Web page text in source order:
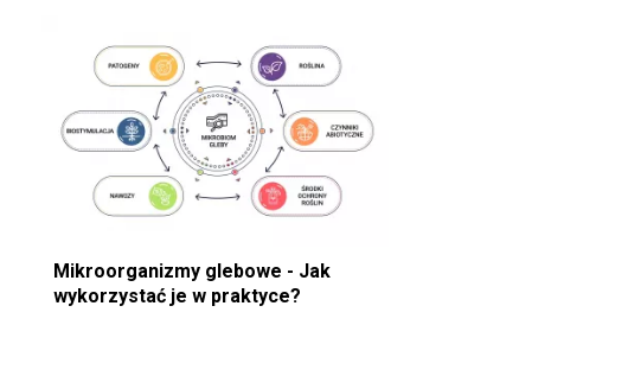
Mikroorganizmy glebowe - Jak
wykorzystać je w praktyce?